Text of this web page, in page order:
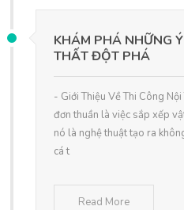
KHÁM PHÁ NHỮNG
THẤT ĐỘT PHÁ
- Giới Thiệu Về Thi Công
đơn thuần là việc sắp xếp
nó là nghệ thuật tạo ra
cá t
Read More